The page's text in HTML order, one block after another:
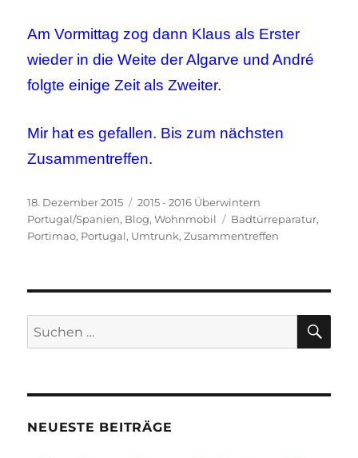
Am Vormittag zog dann Klaus als Erster
wieder in die Weite der Algarve und André
folgte einige Zeit als Zweiter.
Mir hat es gefallen. Bis zum nächsten
Zusammentreffen.
Veröffentlicht
am
18. Dezember 2015 Kategorien
2015 - 2016 Überwintern
Portugal/Spanien, Blog,Wohnmobil Schlagwörter
Badtürreparatur,
Portimao, Portugal, Umtrunk,Zusammentreffen
Suchen
nach:
NEUESTE BEITRÄGE